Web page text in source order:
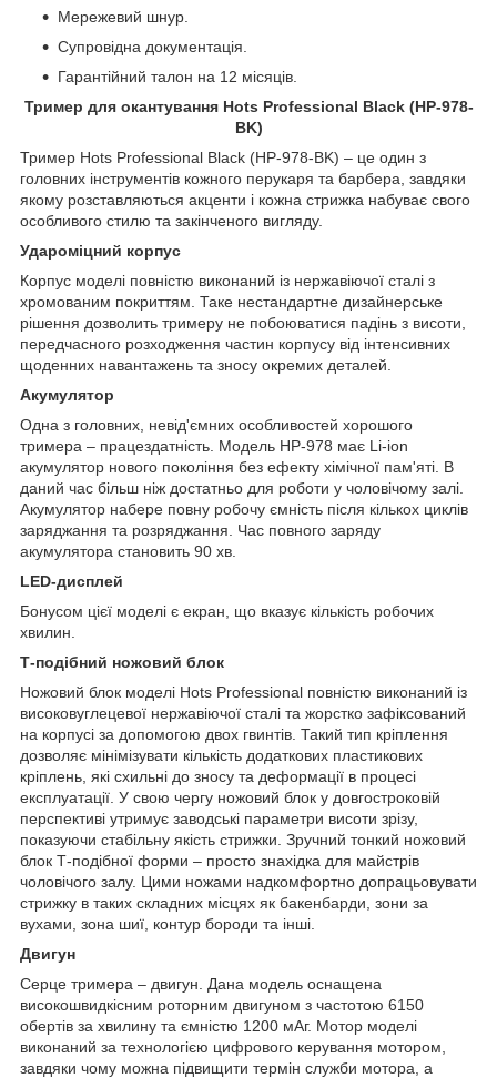
Мережевий шнур.
Супровідна документація.
Гарантійний талон на 12 місяців.
Тример для окантування Hots Professional Black (HP-978-
BK)
Тример Hots Professional Black (HP-978-BK) – це один з
головних інструментів кожного перукаря та барбера, завдяки
якому розставляються акценти і кожна стрижка набуває свого
особливого стилю та закінченого вигляду.
Удароміцний корпус
Корпус моделі повністю виконаний із нержавіючої сталі з
хромованим покриттям. Таке нестандартне дизайнерське
рішення дозволить тримеру не побоюватися падінь з висоти,
передчасного розходження частин корпусу від інтенсивних
щоденних навантажень та зносу окремих деталей.
Акумулятор
Одна з головних, невід'ємних особливостей хорошого
тримера – працездатність. Модель HP-978 має Li-ion
акумулятор нового покоління без ефекту хімічної пам'яті. В
даний час більш ніж достатньо для роботи у чоловічому залі.
Акумулятор набере повну робочу ємність після кількох циклів
заряджання та розряджання. Час повного заряду
акумулятора становить 90 хв.
LED-дисплей
Бонусом цієї моделі є екран, що вказує кількість робочих
хвилин.
Т-подібний ножовий блок
Ножовий блок моделі Hots Professional повністю виконаний із
високовуглецевої нержавіючої сталі та жорстко зафіксований
на корпусі за допомогою двох гвинтів. Такий тип кріплення
дозволяє мінімізувати кількість додаткових пластикових
кріплень, які схильні до зносу та деформації в процесі
експлуатації. У свою чергу ножовий блок у довгостроковій
перспективі утримує заводські параметри висоти зрізу,
показуючи стабільну якість стрижки. Зручний тонкий ножовий
блок Т-подібної форми – просто знахідка для майстрів
чоловічого залу. Цими ножами надкомфортно допрацьовувати
стрижку в таких складних місцях як бакенбарди, зони за
вухами, зона шиї, контур бороди та інші.
Двигун
Серце тримера – двигун. Дана модель оснащена
високошвидкісним роторним двигуном з частотою 6150
обертів за хвилину та ємністю 1200 мАг. Мотор моделі
виконаний за технологією цифрового керування мотором,
завдяки чому можна підвищити термін служби мотора, а